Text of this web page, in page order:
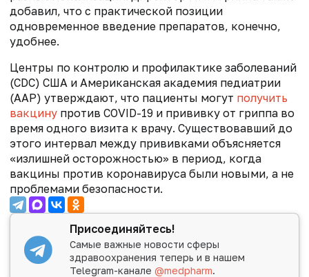
добавил, что с практической позиции
одновременное введение препаратов, конечно,
удобнее.
Центры по контролю и профилактике заболеваний
(CDC) США и Американская академия педиатрии
(AAP) утверждают, что пациенты могут получить
вакцину против COVID-19 и прививку от гриппа во
время одного визита к врачу. Существовавший до
этого интервал между прививками объясняется
«излишней осторожностью» в период, когда
вакцины против коронавируса были новыми, а не
проблемами безопасности.
Присоединяйтесь!
Самые важные новости сферы
здравоохранения теперь и в нашем
Telegram-канале@medpharm.